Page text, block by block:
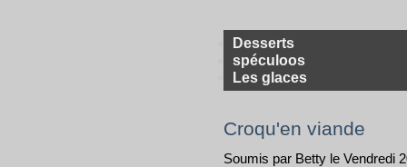
Desserts
spéculoos
Les glaces
Croqu'en viande
Soumis par Betty le Vendredi